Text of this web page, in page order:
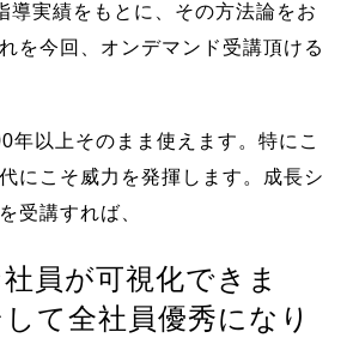
導実績をもとに、その方法論をお
を今回、オンデマンド受講頂ける
年以上そのまま使えます。特にこ
にこそ威力を発揮します。成長シ
受講すれば、
員が可視化できま
て全社員優秀になり